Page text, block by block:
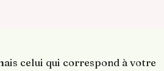
celui qui correspond à votre